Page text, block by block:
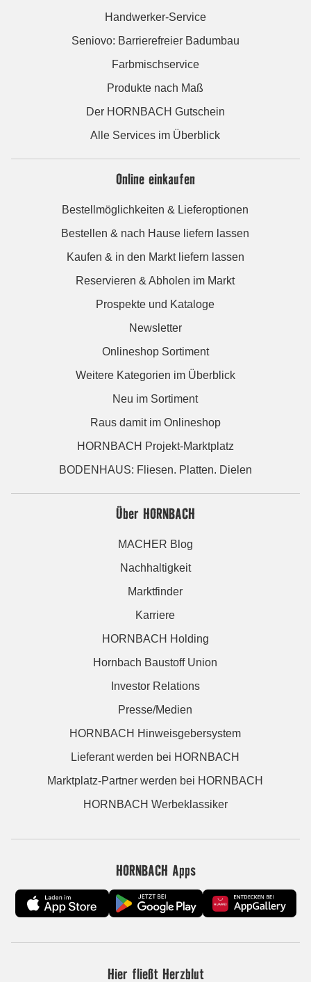
Handwerker-Service
Seniovo: Barrierefreier Badumbau
Farbmischservice
Produkte nach Maß
Der HORNBACH Gutschein
Alle Services im Überblick
Online einkaufen
Bestellmöglichkeiten & Lieferoptionen
Bestellen & nach Hause liefern lassen
Kaufen & in den Markt liefern lassen
Reservieren & Abholen im Markt
Prospekte und Kataloge
Newsletter
Onlineshop Sortiment
Weitere Kategorien im Überblick
Neu im Sortiment
Raus damit im Onlineshop
HORNBACH Projekt-Marktplatz
BODENHAUS: Fliesen. Platten. Dielen
Über HORNBACH
MACHER Blog
Nachhaltigkeit
Marktfinder
Karriere
HORNBACH Holding
Hornbach Baustoff Union
Investor Relations
Presse/Medien
HORNBACH Hinweisgebersystem
Lieferant werden bei HORNBACH
Marktplatz-Partner werden bei HORNBACH
HORNBACH Werbeklassiker
HORNBACH Apps
Hier fließt Herzblut